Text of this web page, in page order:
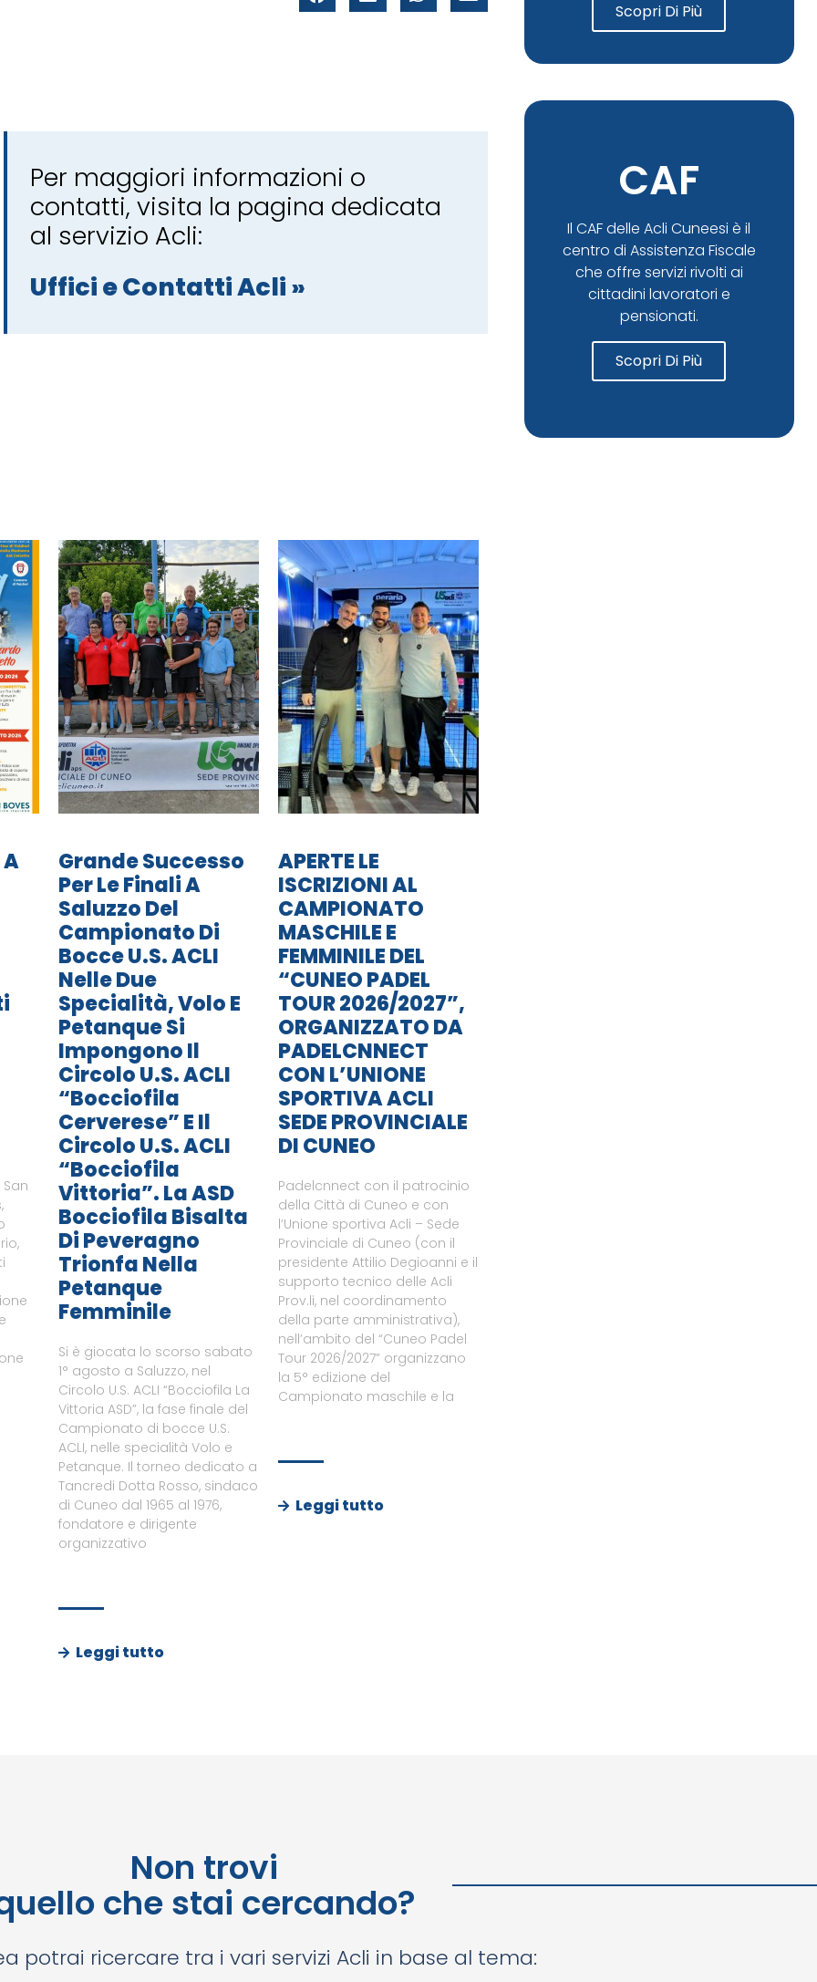
Per maggiori informazioni o
contatti, visita la pagina dedicata
al servizio Acli:
Uffici e Contatti Acli »
Grande Successo
Per Le Finali A
Saluzzo Del
Campionato Di
Bocce U.S. ACLI
Nelle Due
Specialità, Volo E
Petanque Si
Impongono Il
Circolo U.S. ACLI
“Bocciofila
Cerverese” E Il
Circolo U.S. ACLI
“Bocciofila
Vittoria”. La ASD
Bocciofila Bisalta
Di Peveragno
Trionfa Nella
Petanque
Femminile
Si è giocata lo scorso sabato
1° agosto a Saluzzo, nel
Circolo U.S. ACLI “Bocciofila La
Vittoria ASD”, la fase finale del
Campionato di bocce U.S.
ACLI, nelle specialità Volo e
Petanque. Il torneo dedicato a
Tancredi Dotta Rosso, sindaco
di Cuneo dal 1965 al 1976,
fondatore e dirigente
organizzativo
Leggi tutto
APERTE LE
ISCRIZIONI AL
CAMPIONATO
MASCHILE E
FEMMINILE DEL
“CUNEO PADEL
TOUR 2026/2027”,
ORGANIZZATO DA
PADELCNNECT
CON L’UNIONE
SPORTIVA ACLI
SEDE PROVINCIALE
DI CUNEO
Padelcnnect con il patrocinio
della Città di Cuneo e con
l’Unione sportiva Acli – Sede
Provinciale di Cuneo (con il
presidente Attilio Degioanni e il
supporto tecnico delle Acli
Prov.li, nel coordinamento
della parte amministrativa),
nell’ambito del “Cuneo Padel
Tour 2026/2027” organizzano
la 5° edizione del
Campionato maschile e la
Leggi tutto
Scopri Di Più
CAF
Il CAF delle Acli Cuneesi è il
centro di Assistenza Fiscale
che offre servizi rivolti ai
cittadini lavoratori e
pensionati.
Scopri Di Più
Non trovi
che stai cercando?
potrai ricercare tra i vari servizi Acli in base al tema: